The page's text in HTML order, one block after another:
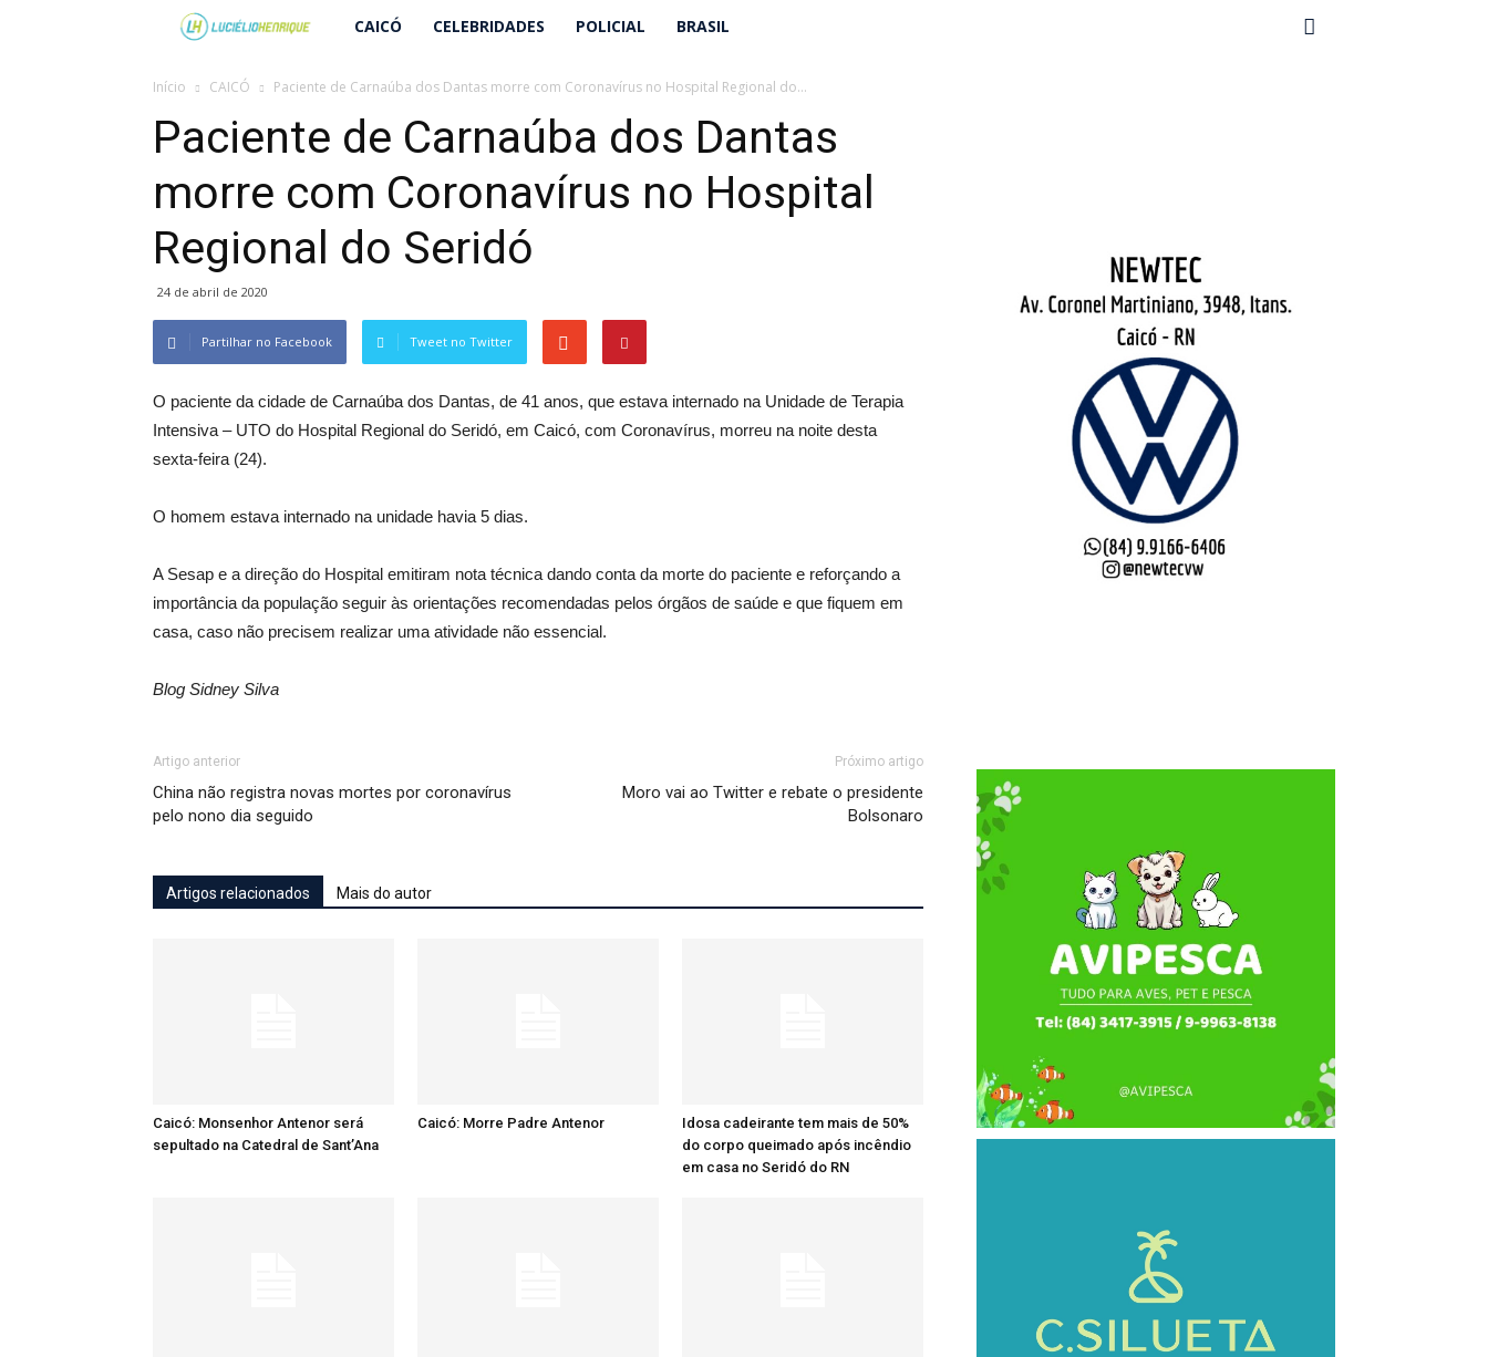
Lucielio
Henrique
CAICÓ CELEBRIDADES POLICIAL BRASIL
Início CAICÓ Paciente de Carnaúba dos Dantas morre com Coronavírus no Hospital Regional do...
Paciente de Carnaúba dos Dantas
morre com Coronavírus no Hospital
Regional do Seridó
24 de abril de 2020
Partilhar no Facebook Tweet no Twitter
O paciente da cidade de Carnaúba dos Dantas, de 41 anos, que estava internado na Unidade de Terapia
Intensiva – UTO do Hospital Regional do Seridó, em Caicó, com Coronavírus, morreu na noite desta
sexta-feira (24).
O homem estava internado na unidade havia 5 dias.
A Sesap e a direção do Hospital emitiram nota técnica dando conta da morte do paciente e reforçando a
importância da população seguir às orientações recomendadas pelos órgãos de saúde e que fiquem em
casa, caso não precisem realizar uma atividade não essencial.
Blog Sidney Silva
Artigo anterior
China não registra novas mortes por coronavírus
pelo nono dia seguido
Próximo artigo
Moro vai ao Twitter e rebate o presidente
Bolsonaro
Artigos relacionados Mais do autor
Caicó: Monsenhor Antenor será
sepultado na Catedral de Sant’Ana
Caicó: Morre Padre Antenor
Idosa cadeirante tem mais de 50%
do corpo queimado após incêndio
em casa no Seridó do RN